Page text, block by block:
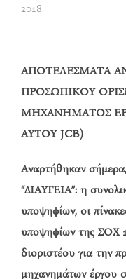
2018
ΑΠΟΤΕΛΕΣΜΑΤΑ
ΠΡΟΣΩΠΙΚΟΥ
ΜΗΧΑΝΗΜΑΤΟΣ
ΑΥΤΟΥ JCB)
Αναρτήθηκαν
“ΔΙΑΥΓΕΙΑ”: η
υποψηφίων, οι
υποψηφίων της ΣΟΧ
διοριστέου για την
μηχανημάτων έργου